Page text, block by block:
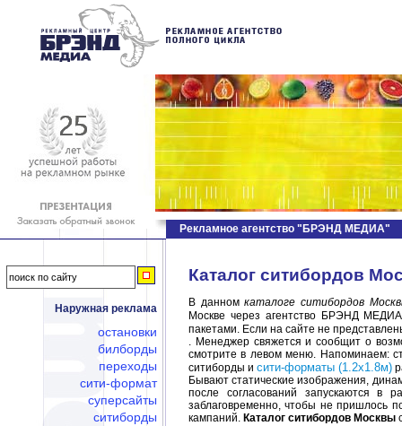
Наружная реклама
остановки
билборды
переходы
сити-формат
суперсайты
ситиборды
Рекламное агентство "БРЭНД МЕДИА"
Каталог ситибордов
В данномкаталоге ситибордов
Москве через агентство БРЭНД
пакетами. Если на сайте не
. Менеджер свяжется и сообщит о
смотрите в левом меню. Напоминаем:
ситиборды и сити-форматы (1.2х1.8м)
Бывают статические изображения,
после согласований запускаются в
заблаговременно, чтобы не пришлось
кампаний. Каталог ситибордов Москвы